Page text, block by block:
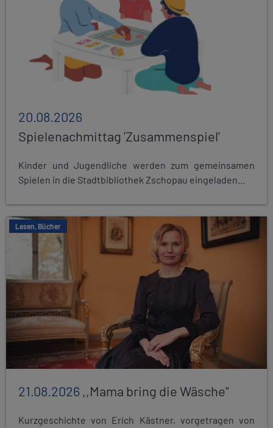
20.08.2026
Spielenachmittag 'Zusammenspiel'
Kinder und Jugendliche werden zum gemeinsamen
Spielen in die Stadtbibliothek Zschopau eingeladen...
Lesen, Bücher
21.08.2026 ,,Mama bring die Wäsche"
Kurzgeschichte von Erich Kästner, vorgetragen von